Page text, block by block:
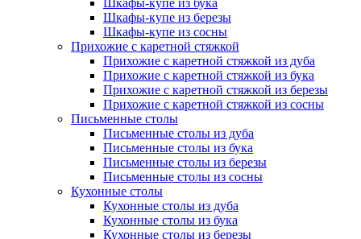
Шкафы-купе из бука
Шкафы-купе из березы
Шкафы-купе из сосны
Прихожие с каретной стяжкой
Прихожие с каретной стяжкой из дуба
Прихожие с каретной стяжкой из бука
Прихожие с каретной стяжкой из березы
Прихожие с каретной стяжкой из сосны
Письменные столы
Письменные столы из дуба
Письменные столы из бука
Письменные столы из березы
Письменные столы из сосны
Кухонные столы
Кухонные столы из дуба
Кухонные столы из бука
Кухонные столы из березы